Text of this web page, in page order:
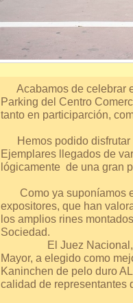
Acabamos de celebrar
Parking del Centro
tanto en participarción,
Hemos podido disfrutar
Ejemplares llegados de
lógicamente de una gran
Como ya suponíamos
expositores, que han
los amplios rines
El Juez Nacional,
Mayor, a elegido como
Kaninchen de pelo duro
calidad de